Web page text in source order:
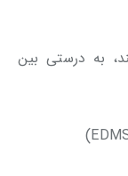
به درستی بین